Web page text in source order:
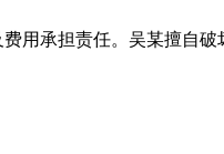
用承担责任。吴某擅自